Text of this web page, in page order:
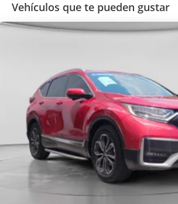
Vehículos que te pueden gustar